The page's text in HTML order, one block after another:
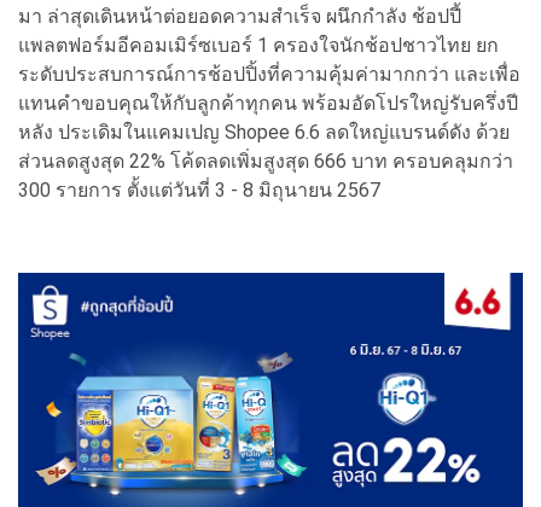
มา ล่าสุดเดินหน้าต่อยอดความสำเร็จ ผนึกกำลัง ช้อปปี้
แพลตฟอร์มอีคอมเมิร์ซเบอร์ 1 ครองใจนักช้อปชาวไทย ยก
ระดับประสบการณ์การช้อปปิ้งที่ความคุ้มค่ามากกว่า และเพื่อ
แทนคำขอบคุณให้กับลูกค้าทุกคน พร้อมอัดโปรใหญ่รับครึ่งปี
หลัง ประเดิมในแคมเปญ Shopee 6.6 ลดใหญ่แบรนด์ดัง ด้วย
ส่วนลดสูงสุด 22% โค้ดลดเพิ่มสูงสุด 666 บาท ครอบคลุมกว่า
300 รายการ ตั้งแต่วันที่ 3 - 8 มิถุนายน 2567